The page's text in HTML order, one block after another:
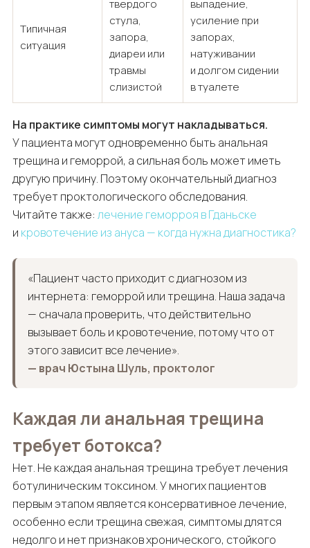
Типичная
ситуация
твердого
стула,
запора,
диареи или
травмы
слизистой
выпадение,
усиление при
запорах,
натуживании
и долгом сидении
в туалете
На практике симптомы могут накладываться.
У пациента могут одновременно быть анальная
трещина и геморрой, а сильная боль может иметь
другую причину. Поэтому окончательный диагноз
требует проктологического обследования.
Читайте также: лечение геморроя в Гданьске
и кровотечение из ануса — когда нужна диагностика?
«Пациент часто приходит с диагнозом из
интернета: геморрой или трещина. Наша задача
— сначала проверить, что действительно
вызывает боль и кровотечение, потому что от
этого зависит все лечение».
— врач Юстына Шуль, проктолог
Каждая ли анальная трещина
требует ботокса?
Нет. Не каждая анальная трещина требует лечения
ботулиническим токсином. У многих пациентов
первым этапом является консервативное лечение,
особенно если трещина свежая, симптомы длятся
недолго и нет признаков хронического, стойкого